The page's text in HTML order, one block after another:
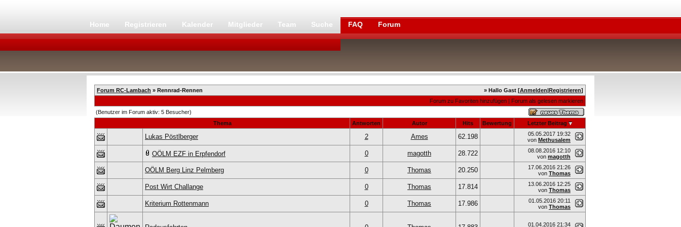
Home Registrieren Kalender Mitglieder Team Suche FAQ Forum
Forum RC-Lambach » Rennrad-Rennen » Hallo Gast [Anmelden|Registrieren]
Forum zu Favoriten hinzufügen | Forum als gelesen markieren
(Benutzer im Forum aktiv: 5 Besucher)
Thema
Antworten Autor Hits Bewertung Letzter Beitrag
Lukas Pöstlberger 2 Ames 62.198 05.05.2017 19:32
von Methusalem
OÖLM EZF in Erpfendorf 0 magotth 28.722 08.08.2016 12:10
von magotth
OÖLM Berg Linz Pelmberg 0 Thomas 20.250 17.06.2016 21:26
von Thomas
Post Wirt Challange 0 Thomas 17.814 13.06.2016 12:25
von Thomas
Kriterium Rottenmann 0 Thomas 17.986 01.05.2016 20:11
von Thomas
01.04.2016 21:34